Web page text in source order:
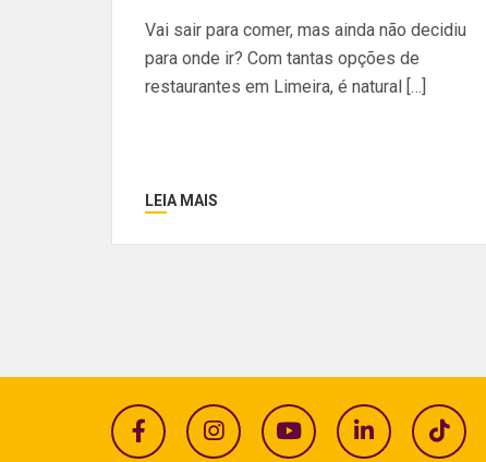
Vai sair para comer, mas ainda não decidiu
para onde ir? Com tantas opções de
restaurantes em Limeira, é natural […]
LEIA MAIS